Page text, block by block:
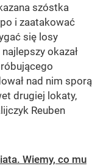
szóstka
i zaatakować
się losy
okazał
nad nim sporą
drugiej lokaty,
Reuben
Wiemy, co mu